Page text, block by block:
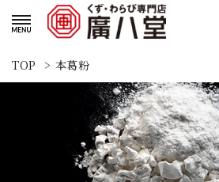
TOP > 本葛粉